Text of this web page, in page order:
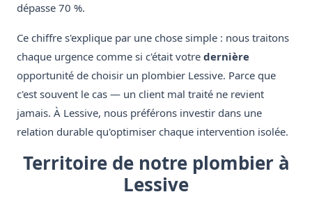
dépasse 70 %.
Ce chiffre s'explique par une chose simple : nous traitons
chaque urgence comme si c'était votre dernière
opportunité de choisir un plombier Lessive. Parce que
c'est souvent le cas — un client mal traité ne revient
jamais. À Lessive, nous préférons investir dans une
relation durable qu'optimiser chaque intervention isolée.
Territoire de notre plombier à
Lessive